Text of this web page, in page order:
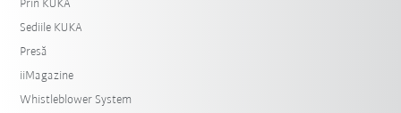
Prin KUKA
Sediile KUKA
Presă
iiMagazine
Whistleblower System